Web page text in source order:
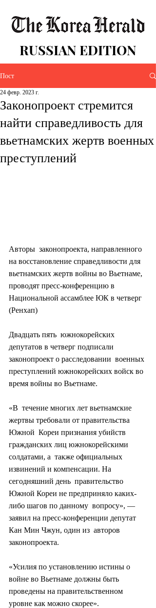
RUSSIAN EDITION
Пост
Законопроект стремится
найти справедливость для
вьетнамских жертв военных
преступлений
24 февр. 2023 г.
Авторы  законопроекта, направленного
на восстановление справедливости для
вьетнамских жертв войны во Вьетнаме,
проводят пресс-конференцию в
Национальной ассамблее ЮК в четверг
(Ренхап)
Двадцать пять  южнокорейских
депутатов в четверг подписали
законопроект о расследовании  военных
преступлений южнокорейских войск во
время войны во Вьетнаме.
«В  течение многих лет вьетнамские
жертвы требовали от правительства
Южной  Кореи признания убийств
гражданских лиц южнокорейскими
солдатами, а  также официальных
извинений и компенсации. На
сегодняшний день  правительство
Южной Кореи не предприняло каких-
либо шагов по данному  вопросу», —
заявил на пресс-конференции депутат
Кан Мин Чжун, один из  авторов
законопроекта.
«Усилия по установлению истины о
войне во Вьетнаме должны быть
проведены на правительственном
уровне как можно скорее».